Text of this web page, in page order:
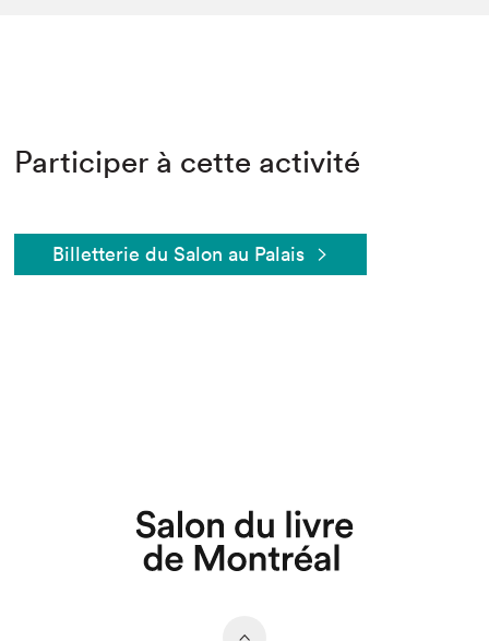
Participer à cette activité
Billetterie du Salon au Palais